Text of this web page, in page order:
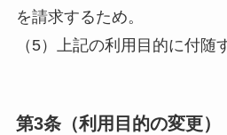
を請求するため。
（5）上記の利用目的に付随
第3条（利用目的の変更）